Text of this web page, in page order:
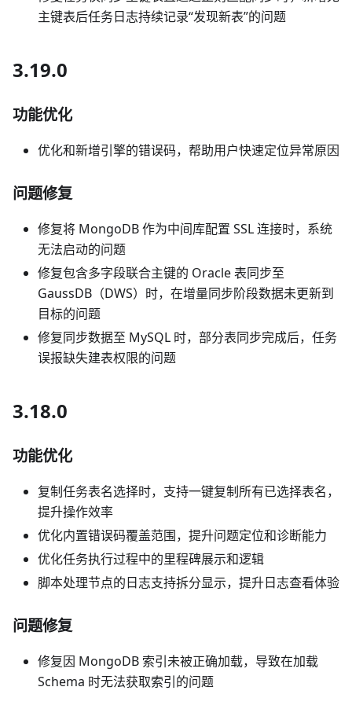
主键表后任务日志持续记录“发现新表”的问题
3.19.0
功能优化
优化和新增引擎的错误码，帮助用户快速定位异常原因
问题修复
修复将 MongoDB 作为中间库配置 SSL 连接时，系统
无法启动的问题
修复包含多字段联合主键的 Oracle 表同步至
GaussDB（DWS）时，在增量同步阶段数据未更新到
目标的问题
修复同步数据至 MySQL 时，部分表同步完成后，任务
误报缺失建表权限的问题
3.18.0
功能优化
复制任务表名选择时，支持一键复制所有已选择表名，
提升操作效率
优化内置错误码覆盖范围，提升问题定位和诊断能力
优化任务执行过程中的里程碑展示和逻辑
脚本处理节点的日志支持拆分显示，提升日志查看体验
问题修复
修复因 MongoDB 索引未被正确加载，导致在加载
Schema 时无法获取索引的问题